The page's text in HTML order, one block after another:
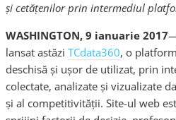
și cetățenilor prin intermediul
WASHINGTON, 9 ianuarie 2017
lansat astăzi TCdata360, o
deschisă și ușor de utilizat, prin
colectate, analizate și vizualizate
și al competitivității. Site-ul web